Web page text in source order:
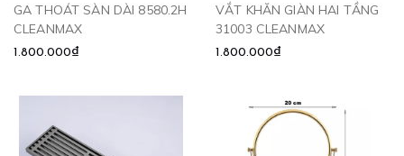
GA THOÁT SÀN DÀI 8580.2H
CLEANMAX
1.800.000₫
VẮT KHĂN GIÀN HAI TẦNG
31003 CLEANMAX
1.800.000₫